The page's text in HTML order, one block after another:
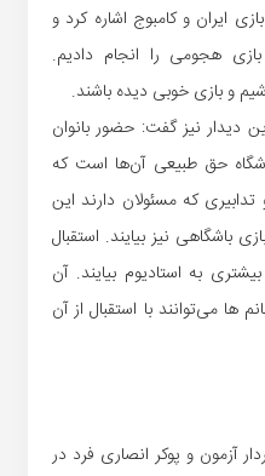
ایران و کامبوج اشاره کرد و
هجومی را انجام دادیم.
و بازی خوبی دیده باشند.
نیز گفت: حضور بانوان
حق طبیعی آن‌ها است که
تدابیری که مسئولان دارند این
باشگاهی نیز بیایند. استقبال
به استادیوم بیایند. آن
ها می‌توانند با استقبال از آن
و پوکر انصاری فرد در